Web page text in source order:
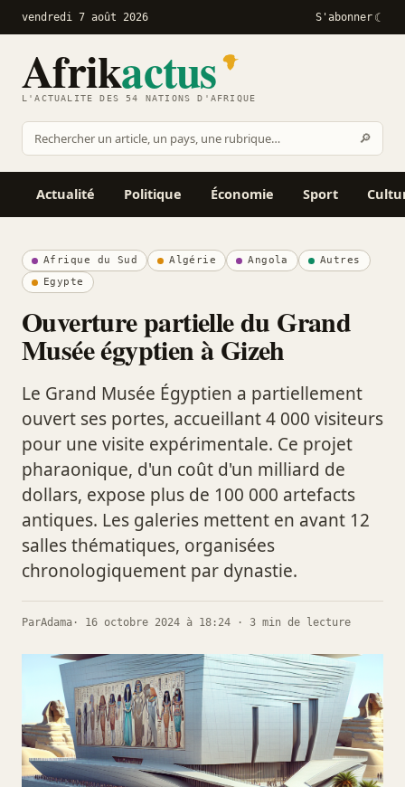
vendredi 7 août 2026 S'abonner
Afrikactus
L'ACTUALITÉ DES 54 NATIONS D'AFRIQUE
Rechercher
sur
Afrikactus
🔎
Actualité Politique Économie Sport
Afrique du Sud Algérie Angola
Autres
Egypte
Ouverture partielle du Grand
Musée égyptien à Gizeh
Le Grand Musée Égyptien a partiellement
ouvert ses portes, accueillant 4 000 visiteurs
pour une visite expérimentale. Ce projet
pharaonique, d'un coût d'un milliard de
dollars, expose plus de 100 000 artefacts
antiques. Les galeries mettent en avant 12
salles thématiques, organisées
chronologiquement par dynastie.
ParAdama · 16 octobre 2024 à 18:24 · 3 min de lecture